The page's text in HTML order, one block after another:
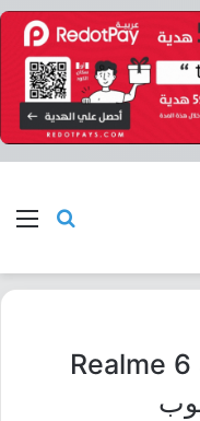
بحث
مراجعة كاملة لهاتف Realme 6